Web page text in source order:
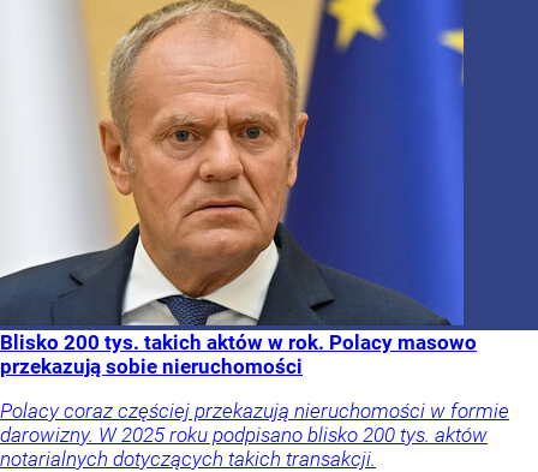
Blisko 200 tys. takich aktów w rok. Polacy masowo
przekazują sobie nieruchomości
Polacy coraz częściej przekazują nieruchomości w formie
darowizny. W 2025 roku podpisano blisko 200 tys. aktów
notarialnych dotyczących takich transakcji.